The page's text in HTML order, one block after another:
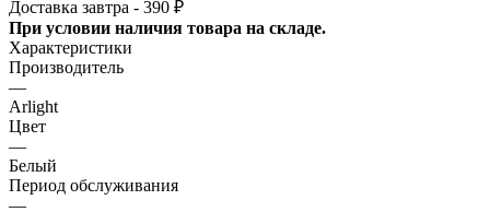
Доставка завтра - 390 ₽
При условии наличия товара на складе.
Характеристики
Производитель
—
Arlight
Цвет
—
Белый
Период обслуживания
—